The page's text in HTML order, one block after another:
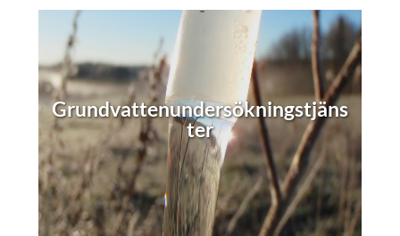
Grundvattenundersökningstjäns
ter